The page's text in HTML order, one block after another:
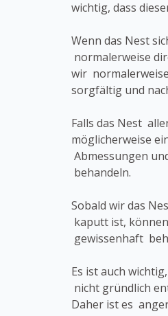
wichtig, dass
Wenn das Nest
normalerweise
wir
sorgfältig und
Falls das Nest
möglicherweise
Abmessungen
behandeln.
Sobald wir das
kaputt ist,
gewissenhaft
Es ist auch
nicht gründlich
Daher ist es